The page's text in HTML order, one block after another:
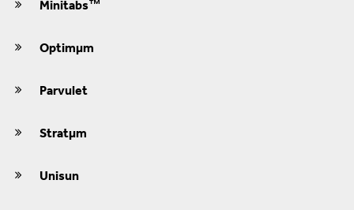
Minitabs™
Optimμm
Parvulet
Stratμm
Unisun